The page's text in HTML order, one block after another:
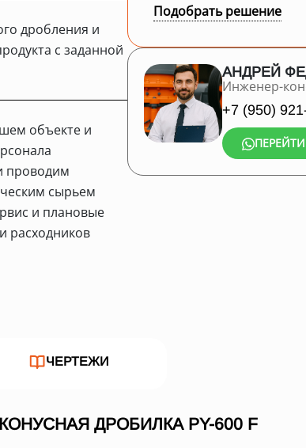
дробления и
с заданной
объекте и
проводим
сырьем
и плановые
расходников
Подобрать решение
АНДРЕЙ
Инженер-
+7 (950)
ЧЕРТЕЖИ
ДРОБИЛКА PY-600 F